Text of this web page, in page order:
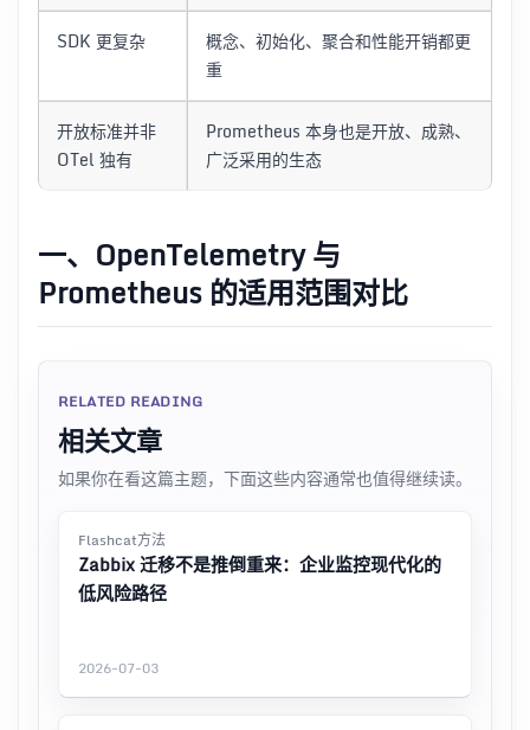
SDK 更复杂
概念、初始化、聚合和性能开销都更
重
开放标准并非
OTel 独有
Prometheus 本身也是开放、成熟、
广泛采用的生态
一、OpenTelemetry 与
Prometheus 的适用范围对比
RELATED READING
相关文章
如果你在看这篇主题，下面这些内容通常也值得继续读。
Flashcat方法
Zabbix 迁移不是推倒重来：企业监控现代化的
低风险路径
2026-07-03